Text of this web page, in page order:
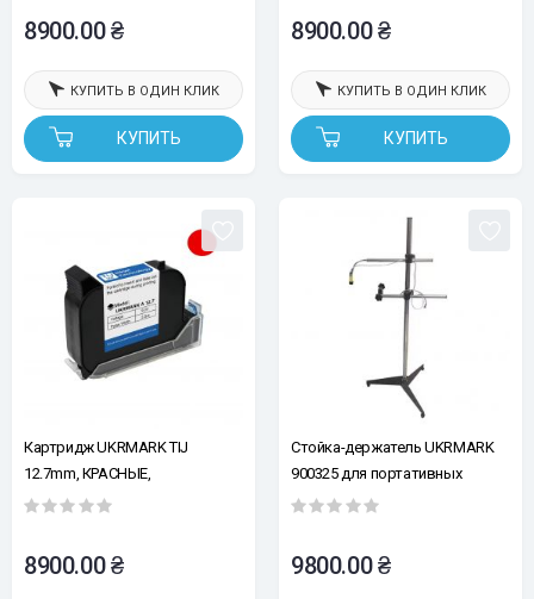
8900.00 ₴
КУПИТЬ
КУПИТЬ В ОДИН КЛИК
адгезия, быстросохнущий
8900.00 ₴
КУПИТЬ
КУПИТЬ В ОДИН КЛИК
Картридж UKRMARK TIJ
12.7mm, КРАСНЫЕ,
сольвентные, повышенная
сольвентные
8900.00 ₴
Стойка-держатель UKRMARK
900325 для портативных
ручных каплеструйных
9800.00 ₴